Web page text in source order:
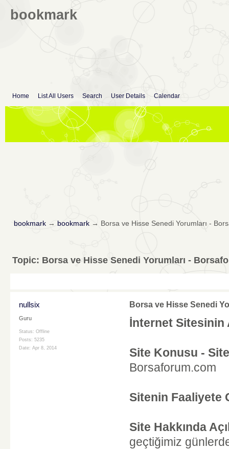
bookmark
Home List All Users Search User Details Calendar
bookmark→ bookmark→ Borsa ve Hisse Senedi Yorumları -
Topic: Borsa ve Hisse Senedi Yorumları -
nullsix
Guru
Status: Offline
Posts: 5235
Date: Apr 8, 2014
Borsa ve Hisse Senedi
İnternet Sitesinin
Site Konusu - Site
Borsaforum.com
Sitenin Faaliyete
Site Hakkında
geçtiğimiz